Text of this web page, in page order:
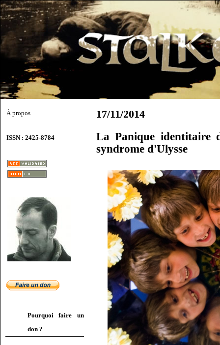
À propos
ISSN : 2425-8784
Pourquoi faire un
don ?
17/11/2014
La Panique identitaire
syndrome d'Ulysse